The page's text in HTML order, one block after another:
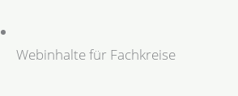
Webinhalte für Fachkreise